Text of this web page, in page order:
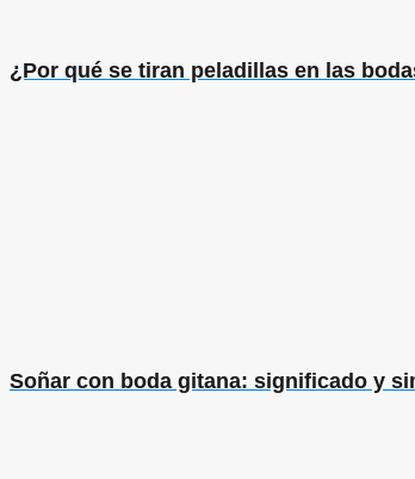
¿Por qué se tiran peladillas en las
Soñar con boda gitana: significado y